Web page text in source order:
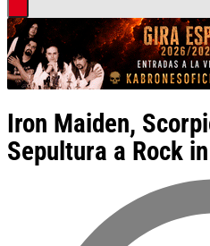
Iron Maiden,
Sepultura a Rock